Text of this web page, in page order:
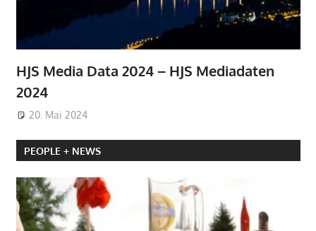
HJS Media Data 2024 – HJS Mediadaten
2024
20. Mai 2024
PEOPLE + NEWS